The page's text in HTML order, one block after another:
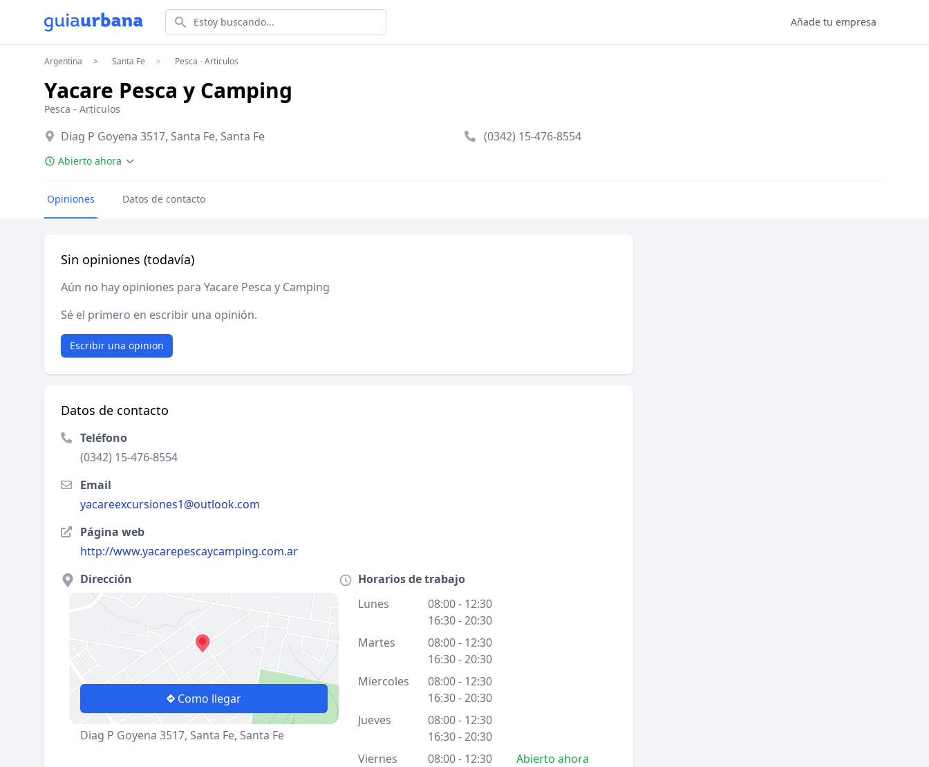
Estoy buscando... Añade tu empresa
Argentina Santa Fe Pesca - Articulos
Yacare Pesca y Camping
Pesca - Articulos
Diag P Goyena 3517, Santa Fe, Santa Fe (0342) 15-476-8554
Abierto ahora
Opiniones Datos de contacto
Sin opiniones (todavía)
Aún no hay opiniones para Yacare Pesca y Camping
Sé el primero en escribir una opinión.
Escribir una opinion
Datos de contacto
Teléfono
(0342) 15-476-8554
Email
yacareexcursiones1@outlook.com
Página web
http://www.yacarepescaycamping.com.ar
Dirección
Como llegar
Diag P Goyena 3517, Santa Fe, Santa Fe
Horarios de trabajo
Lunes
08:00 - 12:30
16:30 - 20:30
Martes
08:00 - 12:30
16:30 - 20:30
Miercoles
08:00 - 12:30
16:30 - 20:30
Jueves
08:00 - 12:30
16:30 - 20:30
Viernes
08:00 - 12:30
Abierto ahora